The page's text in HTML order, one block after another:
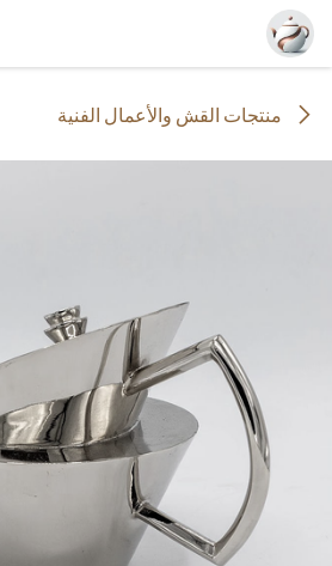
تخطي للذهاب إلى المحتوى
منتجات القش والأعمال الفنية